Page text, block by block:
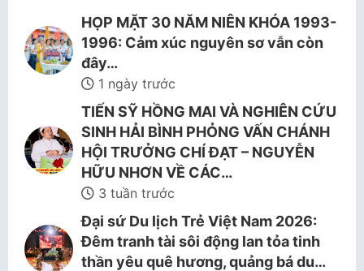
HỌP MẶT 30 NĂM NIÊN KHÓA 1993-
1996: Cảm xúc nguyên sơ vẫn còn
đây…
1 ngày trước
TIẾN SỸ HỒNG MAI VÀ NGHIÊN CỨU
SINH HẢI BÌNH PHỎNG VẤN CHÁNH
HỘI TRƯỞNG CHÍ ĐẠT – NGUYỄN
HỮU NHƠN VỀ CÁC…
3 tuần trước
Đại sứ Du lịch Trẻ Việt Nam 2026:
Đêm tranh tài sôi động lan tỏa tinh
thần yêu quê hương, quảng bá du…